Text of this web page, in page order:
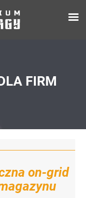
FIRM
on-grid